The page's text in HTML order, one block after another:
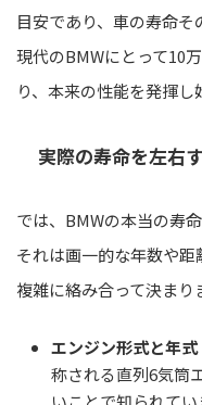
目安であり、車の寿命そ
現代のBMWにとって10
り、本来の性能を発揮し
実際の寿命を左右
では、BMWの本当の寿
それは画一的な年数や
複雑に絡み合って決まり
エンジン形式と年式
称される直列6気筒